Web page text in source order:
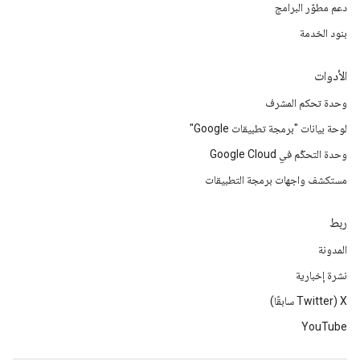
دعم مطوّر البرامج
بنود الخدمة
الأدوات
وحدة تحكم المشرف
لوحة بيانات "برمجة تطبيقات Google"
وحدة التحكّم في Google Cloud
مستكشف واجهات برمجة التطبيقات
ربط
المدونة
نشرة إخبارية
‫X ‏(Twitter سابقًا)
YouTube